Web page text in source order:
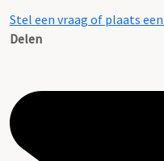
Stel een vraag of plaats
Delen